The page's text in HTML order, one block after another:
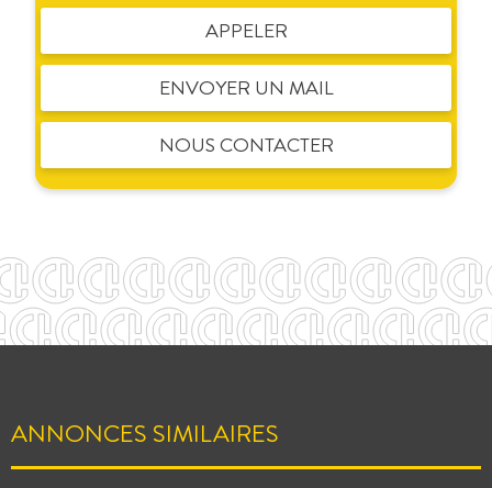
APPELER
ENVOYER UN MAIL
NOUS CONTACTER
ANNONCES SIMILAIRES